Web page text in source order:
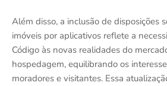
Além disso, a inclusão de disposições
imóveis por aplicativos reflete a
Código às novas realidades do
hospedagem, equilibrando os
moradores e visitantes. Essa